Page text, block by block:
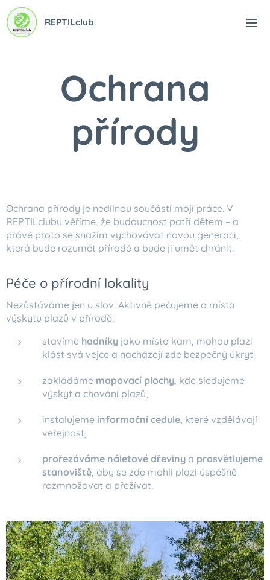
REPTILclub
Ochrana
přírody
Ochrana přírody je nedílnou součástí mojí práce. V
REPTILclubu věříme, že budoucnost patří dětem – a
právě proto se snažím vychovávat novou generaci,
která bude rozumět přírodě a bude ji umět chránit.
Péče o přírodní lokality
Nezůstáváme jen u slov. Aktivně pečujeme o místa
výskytu plazů v přírodě:
stavíme hadníky jako místo kam, mohou plazi
klást svá vejce a nacházejí zde bezpečný úkryt
zakládáme mapovací plochy, kde sledujeme
výskyt a chování plazů,
instalujeme informační cedule, které vzdělávají
veřejnost,
prořezáváme náletové dřeviny a prosvětlujeme
stanoviště, aby se zde mohli plazi úspěšně
rozmnožovat a přežívat.